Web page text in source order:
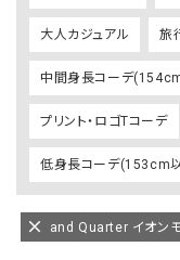
大人カジュアル 旅
中間身長コーデ
プリント・ロゴTコーデ
低身長コーデ(153cm
and Quarter イオン